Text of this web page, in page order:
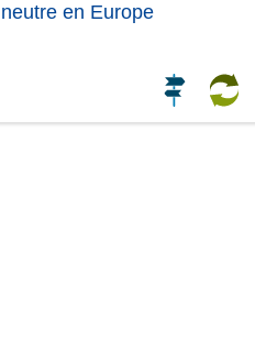
neutre en Europe